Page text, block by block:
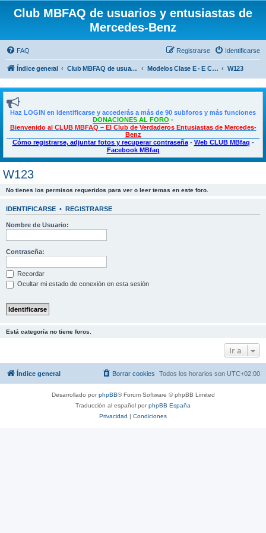
Club MBFAQ de usuarios y entusiastas de
Mercedes-Benz
FAQ Identificarse
Registrarse
Índice general Club MBFAQ de usuarios y entusiastas de Mercedes Benz Modelos Clase E - E Coupé - CLS W123
Haz LOGIN en Identificarse y accederás a más de 90 subforos y más funciones
DONACIONES AL FORO -
Bienvenido al CLUB MBFAQ – El Club de Verdaderos Entusiastas de Mercedes-
Benz
Cómo registrarse, adjuntar fotos y recuperar contraseña- Web CLUB MBfaq -
Facebook MBfaq
W123
No tienes los permisos requeridos para ver o leer temas en este foro.
IDENTIFICARSE • REGISTRARSE
Nombre de Usuario:
Contraseña:
Recordar
Ocultar mi estado de conexión en esta sesión
Está categoría no tiene foros.
Ir a
Índice general Todos los horarios son UTC+02:00
Borrar cookies
Desarrollado porphpBB® Forum Software © phpBB Limited
Traducción al español porphpBB España
Privacidad | Condiciones